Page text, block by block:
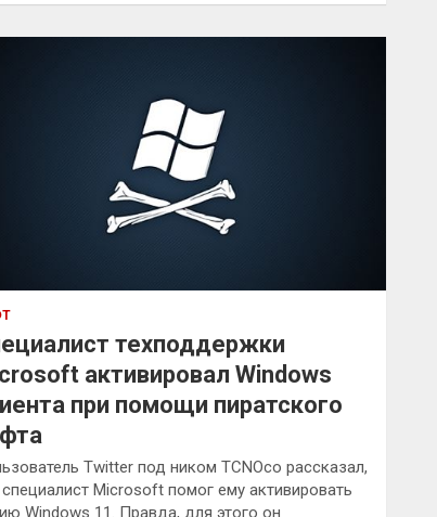
техподдержки
активировал Windows
при помощи пиратского
Twitter под ником TCNOco рассказал,
Microsoft помог ему активировать
Windows 11. Правда, для этого он